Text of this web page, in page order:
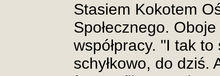
Stasiem Kokotem
Społecznego.
współpracy. "I tak
schyłkowo, do dziś.